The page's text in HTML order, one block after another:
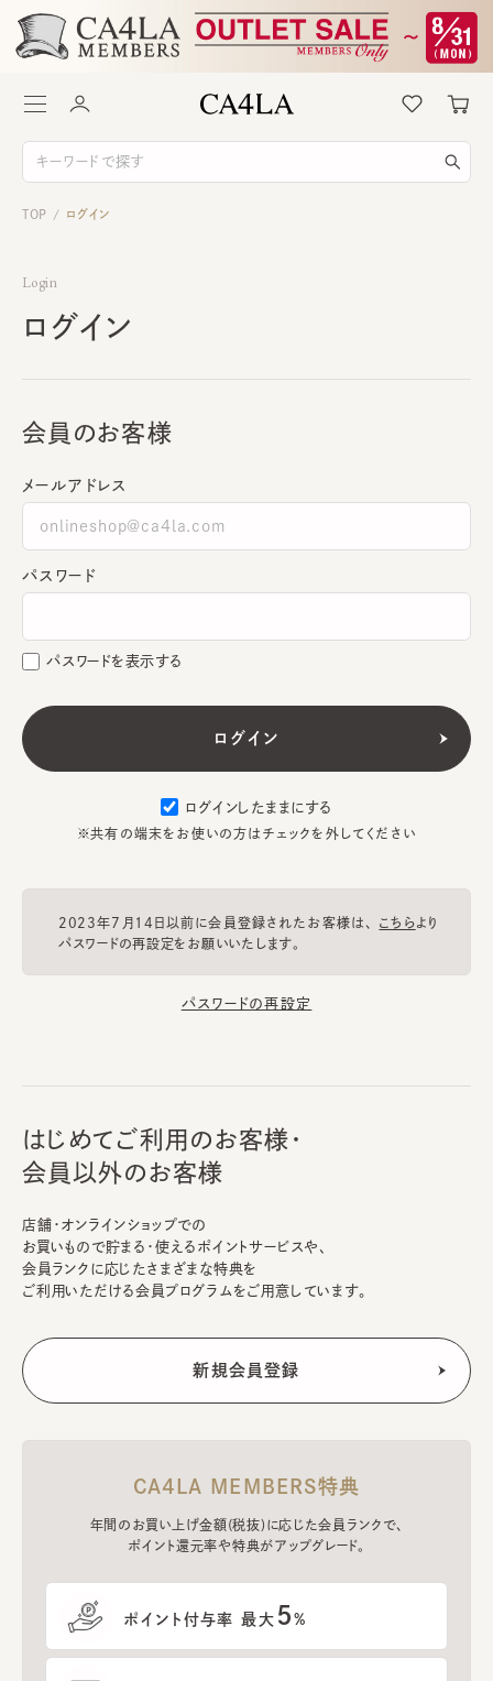
TOP / ログイン
Login
ログイン
会員のお客様
メールアドレス
パスワード
パスワードを表示する
ログインしたままにする
※共有の端末をお使いの方はチェックを外してください
2023年7月14日以前に会員登録されたお客様は、 こちらより
パスワードの再設定をお願いいたします。
パスワードの再設定
はじめてご利用のお客様・
会員以外のお客様
店舗・オンラインショップでの
お買いもので貯まる・使えるポイントサービスや、
会員ランクに応じたさまざまな特典を
ご利用いただける会員プログラムをご用意しています。
CA4LA MEMBERS特典
年間のお買い上げ金額(税抜)に応じた会員ランクで、
ポイント還元率や特典がアップグレード。
ポイント付与率 最大 5%